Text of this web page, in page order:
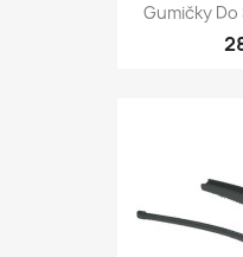
Gumičky